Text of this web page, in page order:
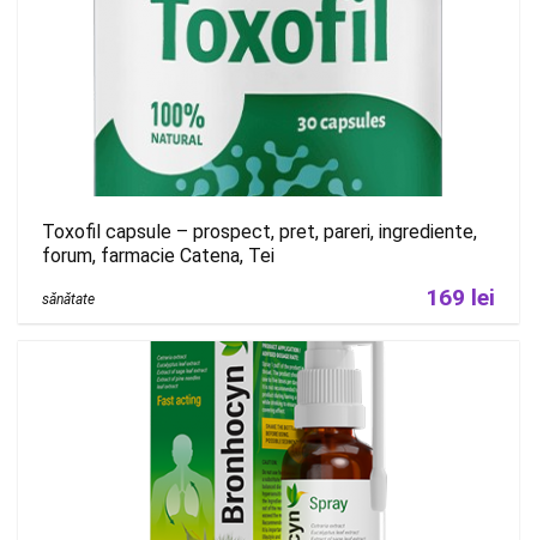
Toxofil capsule – prospect, pret, pareri, ingrediente,
forum, farmacie Catena, Tei
sănătate 169 lei